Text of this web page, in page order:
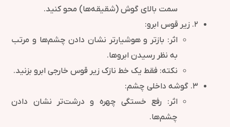
سمت بالای گوش (شقیقه‌ها) محو کنید.
۲. زیر قوس ابرو:
اثر: بازتر و هوشیارتر نشان دادن چشم‌ها و مرتب
به نظر رسیدن ابروها.
نکته: فقط یک خط نازک زیر قوس خارجی ابرو بزنید.
۳. گوشه داخلی چشم:
اثر: رفع خستگی چهره و درشت‌تر نشان دادن
چشم‌ها.